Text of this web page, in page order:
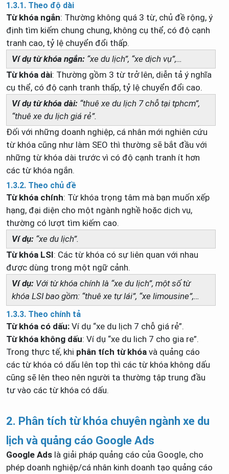
1.3.1. Theo độ dài
Từ khóa ngắn: Thường không quá 3 từ, chủ đề rộng, ý
định tìm kiếm chung chung, không cụ thể, có độ cạnh
tranh cao, tỷ lệ chuyển đổi thấp.
Ví dụ từ khóa ngắn: “xe du lịch”, “xe dịch vụ”,…
Từ khóa dài: Thường gồm 3 từ trở lên, diễn tả ý nghĩa
cụ thể, có độ cạnh tranh thấp, tỷ lệ chuyển đổi cao.
Ví dụ từ khóa dài: “thuê xe du lịch 7 chỗ tại tphcm”,
“thuê xe du lịch giá rẻ”.
Đối với những doanh nghiệp, cá nhân mới nghiên cứu
từ khóa cũng như làm SEO thì thường sẽ bắt đầu với
những từ khóa dài trước vì có độ cạnh tranh ít hơn
các từ khóa ngắn.
1.3.2. Theo chủ đề
Từ khóa chính: Từ khóa trọng tâm mà bạn muốn xếp
hạng, đại diện cho một ngành nghề hoặc dịch vụ,
thường có lượt tìm kiếm cao.
Ví dụ: “xe du lịch”.
Từ khóa LSI: Các từ khóa có sự liên quan với nhau
được dùng trong một ngữ cảnh.
Ví dụ: Với từ khóa chính là “xe du lịch”, một số từ
khóa LSIbao gồm: “thuê xe tự lái”, “xe limousine”,…
1.3.3. Theo chính tả
Từ khóa có dấu:Ví dụ “xe du lịch 7 chỗ giá rẻ”.
Từ khóa không dấu: Ví dụ “xe du lich 7 cho gia re”.
Trong thực tế, khi phân tích từ khóa và quảng cáo
các từ khóa có dấu lên top thì các từ khóa không dấu
cũng sẽ lên theo nên người ta thường tập trung đầu
tư vào các từ khóa có dấu.
2. Phân tích từ khóa chuyên ngành xe du
lịch và quảng cáo Google Ads
Google Ads là giải pháp quảng cáo của Google, cho
phép doanh nghiệp/cá nhân kinh doanh tạo quảng cáo